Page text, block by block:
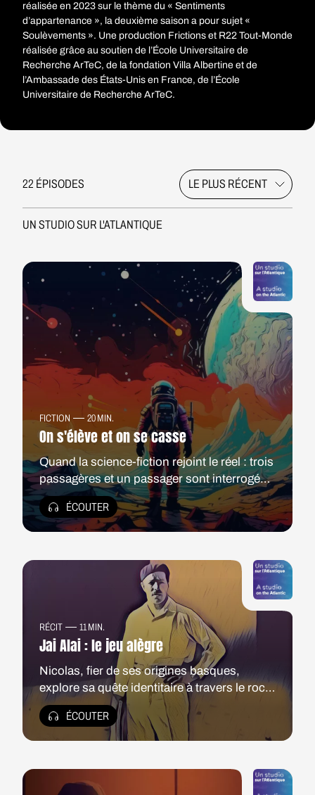
réalisée en 2023 sur le thème du « Sentiments
d’appartenance », la deuxième saison a pour sujet «
Soulèvements ». Une production Frictions et R22 Tout-Monde
réalisée grâce au soutien de l’École Universitaire de
Recherche ArTeC, de la fondation Villa Albertine et de
l’Ambassade des États-Unis en France, de l’École
Universitaire de Recherche ArTeC.
22 ÉPISODES
UN STUDIO SUR L'ATLANTIQUE
FICTION 20 MIN.
On s'élève et on se casse
Quand la science-fiction rejoint le réel : trois
passagères et un passager sont interrogés
juste avant de faire le grand saut de
l’inconnu, partir pour une autre planète. Un
nouveau départ qui les questionne sur leur
de cette échappée belle ?
ÉCOUTER
RÉCIT 11 MIN.
Jai Alai : le jeu alègre
Nicolas, fier de ses origines basques,
explore sa quête identitaire à travers le rock,
les repas chez la abuela et l'analyse
politique.
ÉCOUTER